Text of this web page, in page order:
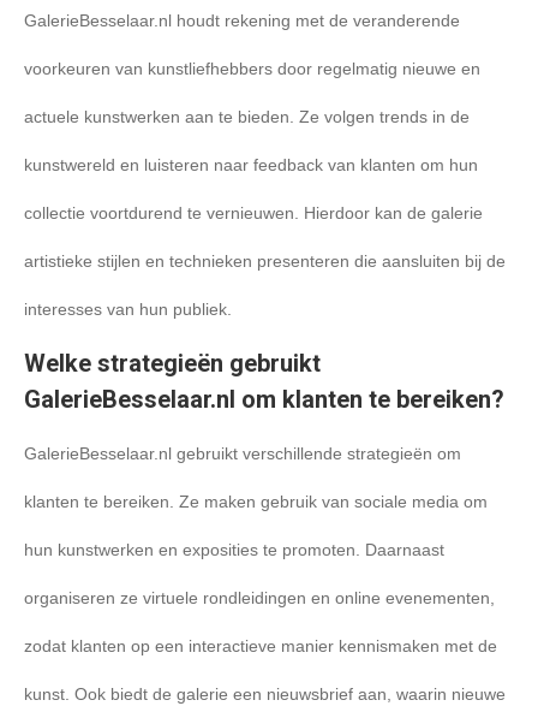
GalerieBesselaar.nl houdt rekening met de veranderende
voorkeuren van kunstliefhebbers door regelmatig nieuwe en
actuele kunstwerken aan te bieden. Ze volgen trends in de
kunstwereld en luisteren naar feedback van klanten om hun
collectie voortdurend te vernieuwen. Hierdoor kan de galerie
artistieke stijlen en technieken presenteren die aansluiten bij de
interesses van hun publiek.
Welke strategieën gebruikt
GalerieBesselaar.nl om klanten te bereiken?
GalerieBesselaar.nl gebruikt verschillende strategieën om
klanten te bereiken. Ze maken gebruik van sociale media om
hun kunstwerken en exposities te promoten. Daarnaast
organiseren ze virtuele rondleidingen en online evenementen,
zodat klanten op een interactieve manier kennismaken met de
kunst. Ook biedt de galerie een nieuwsbrief aan, waarin nieuwe